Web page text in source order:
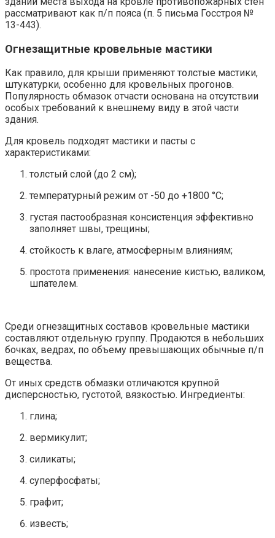
рассматривают как п/п пояса (п. 5 письма Госстроя №
13-443).
Огнезащитные кровельные мастики
Как правило, для крыши применяют толстые мастики,
штукатурки, особенно для кровельных прогонов.
Популярность обмазок отчасти основана на отсутствии
особых требований к внешнему виду в этой части
здания.
Для кровель подходят мастики и пасты с
характеристиками:
толстый слой (до 2 см);
температурный режим от -50 до +1800 °C;
густая пастообразная консистенция эффективно
заполняет швы, трещины;
стойкость к влаге, атмосферным влияниям;
простота применения: нанесение кистью, валиком,
шпателем.
Среди огнезащитных составов кровельные мастики
составляют отдельную группу. Продаются в небольших
бочках, ведрах, по объему превышающих обычные п/п
вещества.
От иных средств обмазки отличаются крупной
дисперсностью, густотой, вязкостью. Ингредиенты:
глина;
вермикулит;
силикаты;
суперфосфаты;
графит;
известь;